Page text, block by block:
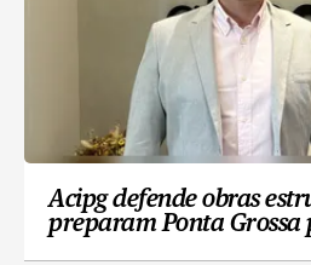
Acipg defende obras
preparam Ponta